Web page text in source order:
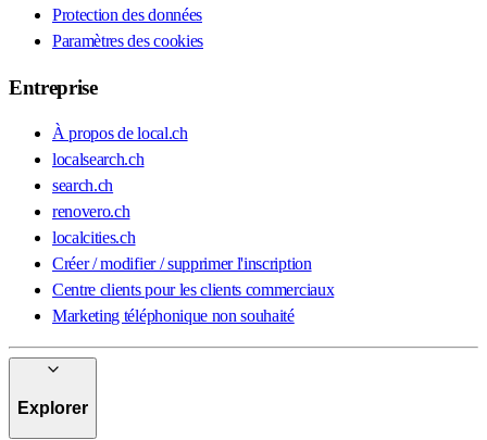
Protection des données
Paramètres des cookies
Entreprise
À propos de local.ch
localsearch.ch
search.ch
renovero.ch
localcities.ch
Créer / modifier / supprimer l'inscription
Centre clients pour les clients commerciaux
Marketing téléphonique non souhaité
Explorer